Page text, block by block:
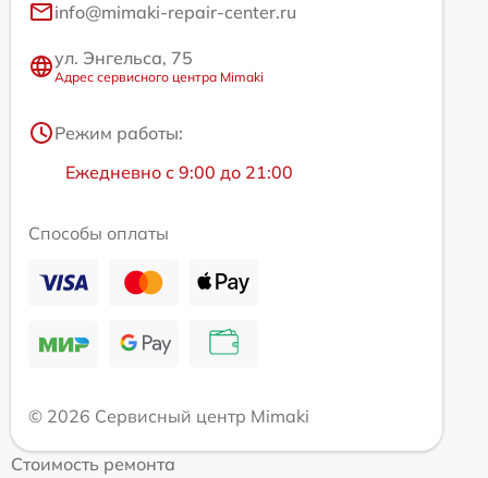
info@mimaki-repair-center.ru
ул. Энгельса, 75
Адрес сервисного центра Mimaki
Режим работы:
Ежедневно с 9:00 до 21:00
Способы оплаты
© 2026 Сервисный центр Mimaki
Стоимость ремонта